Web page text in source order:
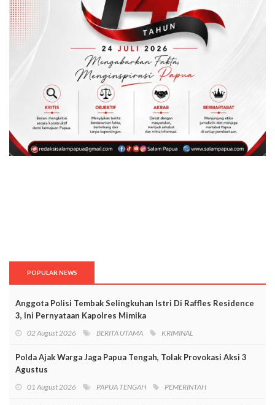
POPULAR NEWS
Anggota Polisi Tembak Selingkuhan Istri Di Raffles Residence
3, Ini Pernyataan Kapolres Mimika
02 August 2026 BERITA UTAMA KRIMINAL
Polda Ajak Warga Jaga Papua Tengah, Tolak Provokasi Aksi 3
Agustus
01 August 2026 PAPUA TENGAH PEMERINTAH